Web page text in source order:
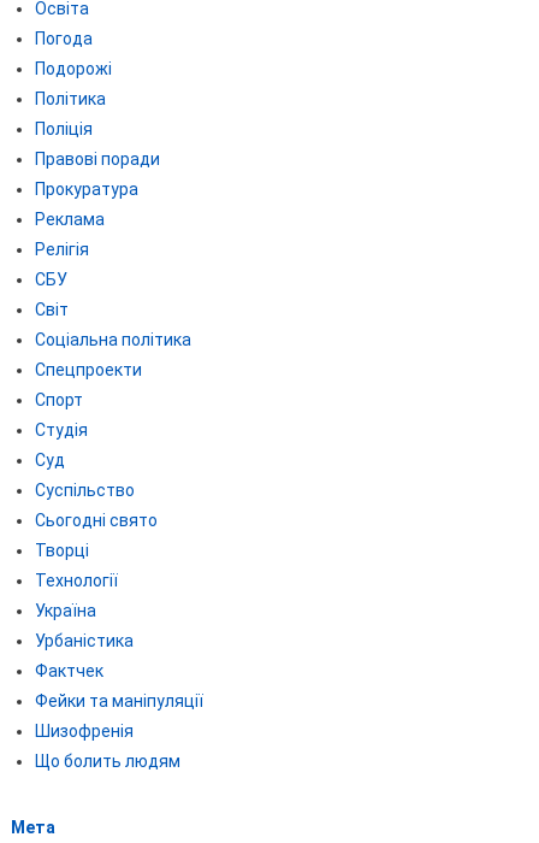
Освіта
Погода
Подорожі
Політика
Поліція
Правові поради
Прокуратура
Реклама
Релігія
СБУ
Світ
Соціальна політика
Спецпроекти
Спорт
Студія
Суд
Суспільство
Сьогодні свято
Творці
Технології
Україна
Урбаністика
Фактчек
Фейки та маніпуляції
Шизофренія
Що болить людям
Мета